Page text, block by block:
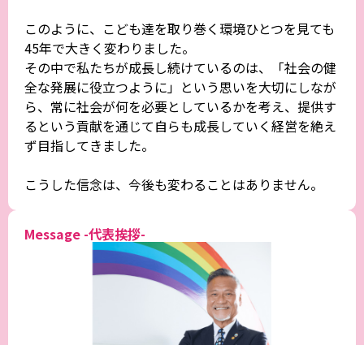
このように、こども達を取り巻く環境ひとつを見ても
45年で大きく変わりました。
その中で私たちが成長し続けているのは、「社会の健
全な発展に役立つように」という思いを大切にしなが
ら、常に社会が何を必要としているかを考え、提供す
るという貢献を通じて自らも成長していく経営を絶え
ず目指してきました。
こうした信念は、今後も変わることはありません。
Message -代表挨拶-